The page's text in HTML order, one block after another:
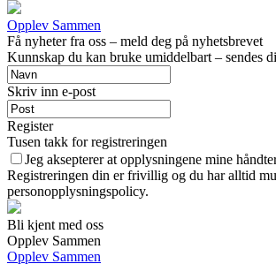
Opplev Sammen
Få nyheter fra oss – meld deg på nyhetsbrevet
Kunnskap du kan bruke umiddelbart – sendes
Skriv inn e-post
Register
Tusen takk for registreringen
Jeg aksepterer at opplysningene mine
Registreringen din er frivillig og du har alltid
personopplysningspolicy.
Bli kjent med oss
Opplev Sammen
Opplev Sammen